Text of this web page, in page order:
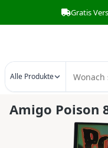
Zum HauptinhaltGratis
Alle Produkte
Amigo Poison
Bildergalerie